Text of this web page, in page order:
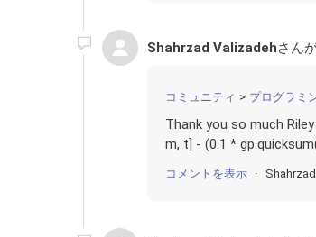
Shahrzad Valizadehさん
コミュニティ プログラミ
Thank you so much
m, t] - (0.1 *
コメントを表示